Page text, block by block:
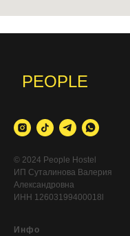
© 2024 People Hostel
ИП Суталинова Валерия
Александровна
ИНН 12603199400018l
Инфо